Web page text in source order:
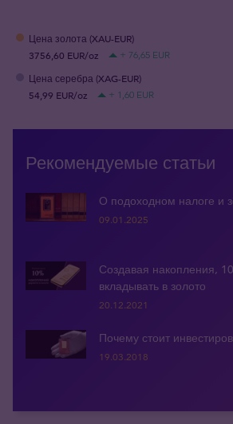
Цена золота (XAU-EUR)
3756,60 EUR/oz
+ 76,65 EUR
Цена серебра (XAG-EUR)
54,99 EUR/oz
+ 1,60 EUR
Рекомендуемые статьи
О подоходном налоге и
09.01.2025
Создавая накопления,
вкладывать в золото
20.12.2021
Почему стоит
19.03.2018